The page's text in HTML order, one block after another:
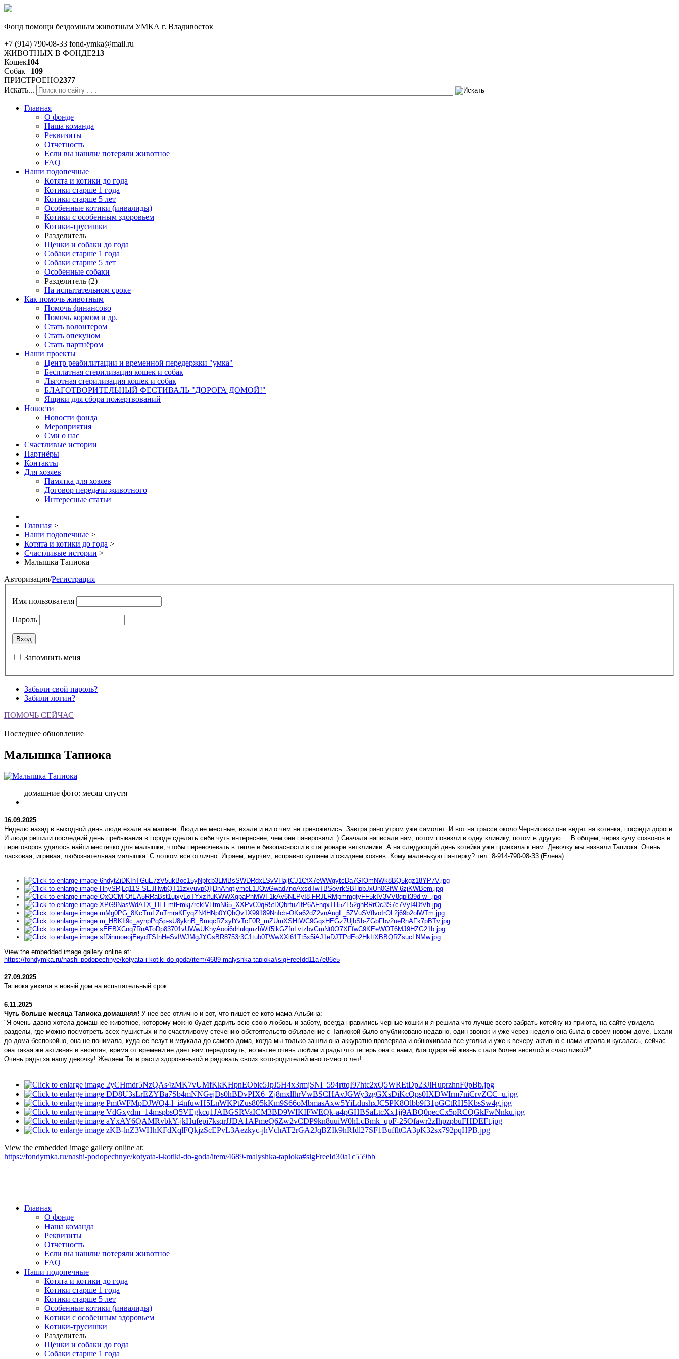
Фонд помощи бездомным животным УМКА г. Владивосток
+7 (914) 790-08-33 fond-ymka@mail.ru
ЖИВОТНЫХ В ФОНДЕ213
Кошек104
Собак
109
ПРИСТРОЕНО2377
Искать...
Главная
О фонде
Наша команда
Реквизиты
Отчетность
Если вы нашли/ потеряли животное
FAQ
Наши подопечные
Котята и котики до года
Котики старше 1 года
Котики старше 5 лет
Особенные котики (инвалиды)
Котики с особенным здоровьем
Котики-трусишки
Разделитель
Щенки и собаки до года
Собаки старше 1 года
Собаки старше 5 лет
Особенные собаки
Разделитель (2)
На испытательном сроке
Как помочь животным
Помочь финансово
Помочь кормом и др.
Стать волонтером
Стать опекуном
Стать партнёром
Наши проекты
Центр реабилитации и временной передержки "умка"
Бесплатная стерилизация кошек и собак
Льготная стерилизация кошек и собак
БЛАГОТВОРИТЕЛЬНЫЙ ФЕСТИВАЛЬ "ДОРОГА ДОМОЙ!"
Ящики для сбора пожертвований
Новости
Новости фонда
Мероприятия
Сми о нас
Счастливые истории
Партнёры
Контакты
Для хозяев
Памятка для хозяев
Договор передачи животного
Интересные статьи
Главная >
Наши подопечные >
Котята и котики до года >
Счастливые истории >
Малышка Тапиока
Авторизация/Регистрация
Имя пользователя
Пароль
Запомнить меня
Забыли свой пароль?
Забили логин?
ПОМОЧЬ СЕЙЧАС
Последнее обновление
Малышка Тапиока
домашние фото: месяц спустя
16.09.2025
Неделю назад в выходной день люди ехали на машине. Люди не местные, ехали и ни о чем не тревожились. Завтра рано утром уже самолет. И вот на трассе около Черниговки они видят на котенка, посреди дороги.
И люди решили последний день пребывания в городе сделать себе чуть интереснее, чем они панировали :) Сначала написали нам, потом повезли в одну клинику, потом в другую ... В общем, через кучу созвонов и
переговоров удалось найти местечко для малышки, чтобы переночевать в тепле и безопасности в стационаре ветклиники. А на следующий день котейка уже приехала к нам. Девочку мы назвали Тапиока. Очень
ласковая, игривая, любознательная малышка. С лотком все отлично. Играем, мурчим, исправно кушаем и ожидаем хозяев. Кому маленькую пантерку? тел. 8-914-790-08-33 (Елена)
View the embedded image gallery online at:
https://fondymka.ru/nashi-podopechnye/kotyata-i-kotiki-do-goda/item/4689-malyshka-tapioka#sigFreeIdd11a7e86e5
27.09.2025
Тапиока уехала в новый дом на испытательный срок.
6.11.2025
Чуть больше месяца Тапиока домашняя! У нее вес отлично и вот, что пишет ее кото-мама Альбина:
"Я очень давно хотела домашнее животное, которому можно будет дарить всю свою любовь и заботу, всегда нравились черные кошки и я решила что лучше всего забрать котейку из приюта, на сайте увидела
разделы, где можно посмотреть всех пушистых и по счастливому стечению обстоятельств объявление с Тапиокой было опубликовано недавно, один звонок и уже через неделю она была в своем новом доме. Ехали
до дома беспокойно, она не понимала, куда ее везут и мяукала до самого дома, когда мы только зашли она аккуратно проверяла и обнюхивала все уголки и уже к вечеру активно с нами играла и кусалась, сейчас
она такая же активная и весёлая, время от времени не дает нам передохнуть, но мы ее очень любим и рады что теперь она с нами, благодаря ей жизнь стала более весёлой и счастливой!"
Очень рады за нашу девочку! Желаем Тапи расти здоровенькой и радовать своих кото-родителей много-много лет!
View the embedded image gallery online at:
https://fondymka.ru/nashi-podopechnye/kotyata-i-kotiki-do-goda/item/4689-malyshka-tapioka#sigFreeId30a1c559bb
Главная
О фонде
Наша команда
Реквизиты
Отчетность
Если вы нашли/ потеряли животное
FAQ
Наши подопечные
Котята и котики до года
Котики старше 1 года
Котики старше 5 лет
Особенные котики (инвалиды)
Котики с особенным здоровьем
Котики-трусишки
Разделитель
Щенки и собаки до года
Собаки старше 1 года